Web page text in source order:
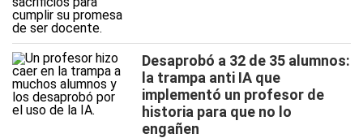
Desaprobó a 32 de 35 alumnos:
la trampa anti IA que
implementó un profesor de
historia para que no lo
engañen